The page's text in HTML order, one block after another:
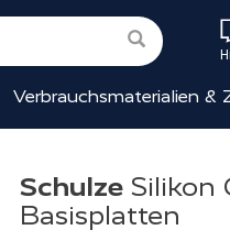
Verbrauchsmaterialien &
Schulze Silikon
Basisplatten